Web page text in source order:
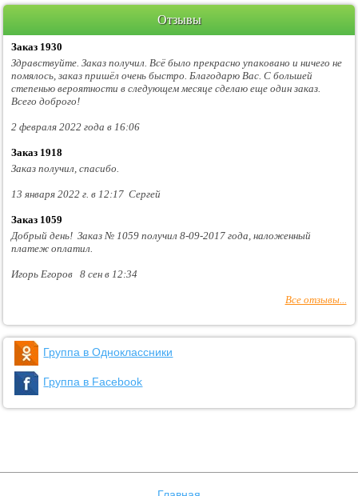
Отзывы
Заказ 1930
Здравствуйте. Заказ получил. Всё было прекрасно упаковано и ничего не
помялось, заказ пришёл очень быстро. Благодарю Вас. С большей
степенью вероятности в следующем месяце сделаю еще один заказ.
Всего доброго!
2 февраля 2022 года в 16:06
Заказ 1918
Заказ получил, спасибо.
13 января 2022 г. в 12:17 Сергей
Заказ 1059
Добрый день! Заказ № 1059 получил 8-09-2017 года, наложенный
платеж оплатил.
Игорь Егоров 8 сен в 12:34
Все отзывы...
Группа в Одноклассники
Группа в Facebook